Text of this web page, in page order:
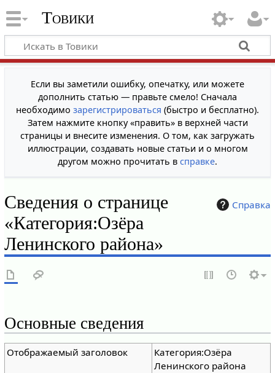
Товики
Если вы заметили ошибку, опечатку, или можете
дополнить статью — правьте смело! Сначала
необходимо зарегистрироваться (быстро и бесплатно).
Затем нажмите кнопку «править» в верхней части
страницы и внесите изменения. О том, как загружать
иллюстрации, создавать новые статьи и о многом
другом можно прочитать в справке.
Справка
Сведения о странице
«Категория:Озёра
Ленинского района»
Основные сведения
Отображаемый заголовок
Категория:Озёра
Ленинского района